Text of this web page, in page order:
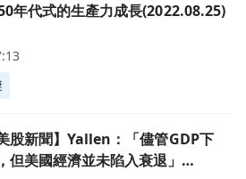
年代式的生產力成長(2022.08.25)
：「儘管GDP下滑，但美國經濟並
美股新聞】Yallen：「儘管GDP下
但美國經濟並未陷入衰退」